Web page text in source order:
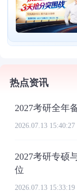
热点资讯
2027考研全年
2026.07.13 15:40:27
2027考研专硕
位
2026.07.13 15:33:19